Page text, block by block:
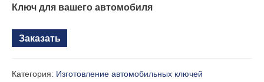
Ключ для вашего автомобиля
Заказать
Категория: Изготовление автомобильных ключей